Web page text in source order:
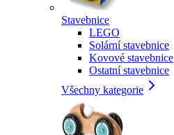
Stavebnice
LEGO
Solární stavebnice
Kovové stavebnice
Ostatní stavebnice
Všechny kategorie